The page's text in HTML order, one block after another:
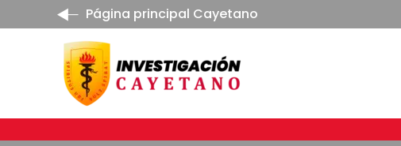
Página principal Cayetano